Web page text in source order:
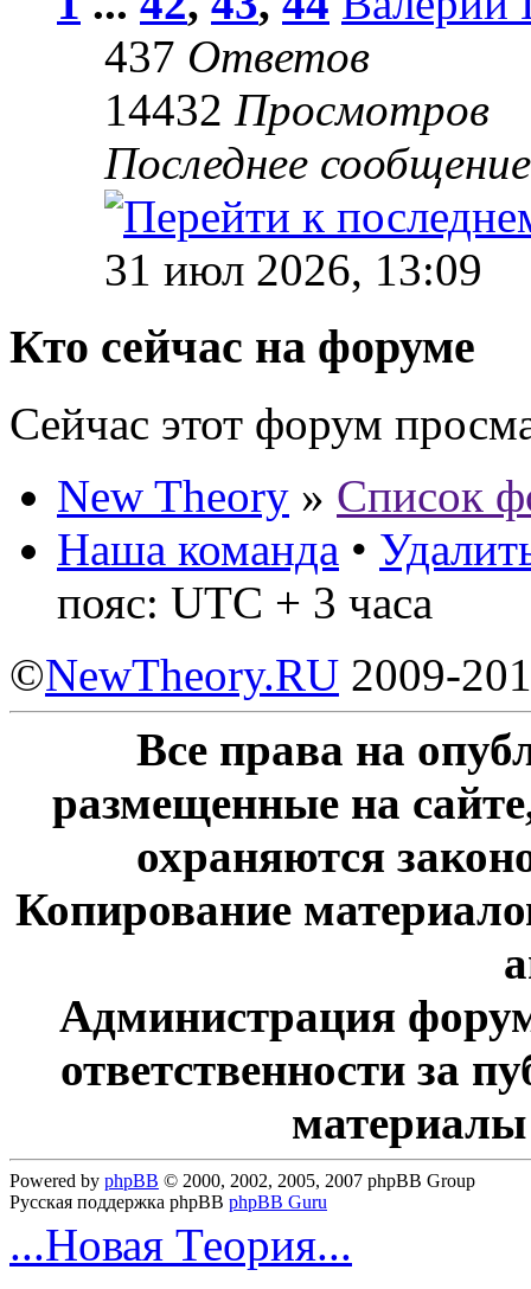
437 Ответов
14432 Просмотров
Последнее
31 июл 2026, 13:09
Кто сейчас на форуме
Сейчас этот форум
New Theory » Список
Наша команда •
пояс: UTC + 3 часа
©NewTheory.RU 2009-
Все права на
размещенные на
охраняются
Копирование
Администрация
ответственности за
Powered by phpBB © 2000, 2002, 2005, 2007 phpBB Group
Русская поддержка phpBB phpBB Guru
...Новая Теория...